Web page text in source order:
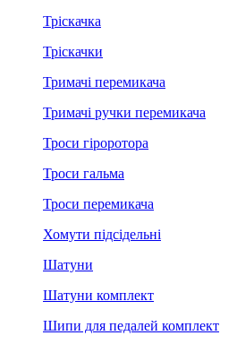
Тріскачка
Тріскачки
Тримачі перемикача
Тримачі ручки перемикача
Троси гіроротора
Троси гальма
Троси перемикача
Хомути підсідельні
Шатуни
Шатуни комплект
Шипи для педалей комплект